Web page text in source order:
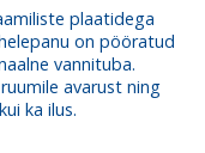
plaatidega
on pööratud
vannituba.
avarust ning
ka ilus.